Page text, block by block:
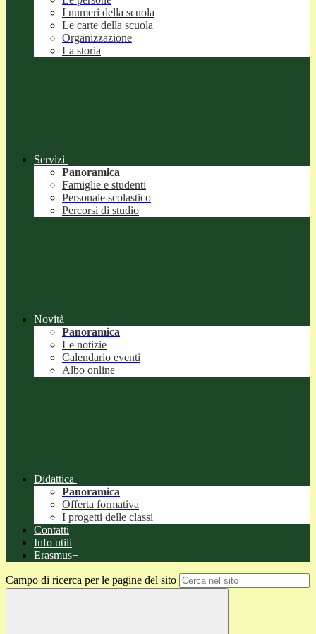
I numeri della scuola
Le carte della scuola
Organizzazione
La storia
Servizi
Panoramica
Famiglie e studenti
Personale scolastico
Percorsi di studio
Novità
Panoramica
Le notizie
Calendario eventi
Albo online
Didattica
Panoramica
Offerta formativa
I progetti delle classi
Contatti
Info utili
Erasmus+
Campo di ricerca per le pagine del sito